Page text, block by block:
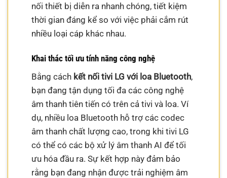
nối thiết bị diễn ra nhanh chóng, tiết kiệm
thời gian đáng kể so với việc phải cắm rút
nhiều loại cáp khác nhau.
Khai thác tối ưu tính năng công nghệ
Bằng cách kết nối tivi LG với loa Bluetooth,
bạn đang tận dụng tối đa các công nghệ
âm thanh tiên tiến có trên cả tivi và loa. Ví
dụ, nhiều loa Bluetooth hỗ trợ các codec
âm thanh chất lượng cao, trong khi tivi LG
có thể có các bộ xử lý âm thanh AI để tối
ưu hóa đầu ra. Sự kết hợp này đảm bảo
rằng bạn đang nhận được trải nghiệm âm